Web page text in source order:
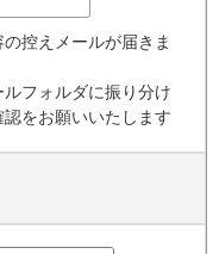
控えメールが届きま
フォルダに振り分け
をお願いいたします